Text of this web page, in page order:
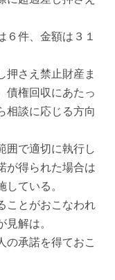
６件、金額は３１
押さえ禁止財産ま
債権回収にあたっ
相談に応じる方向
囲で適切に執行し
が得られた場合は
ている。
ことがおこなわれ
解は。
の承諾を得ておこ